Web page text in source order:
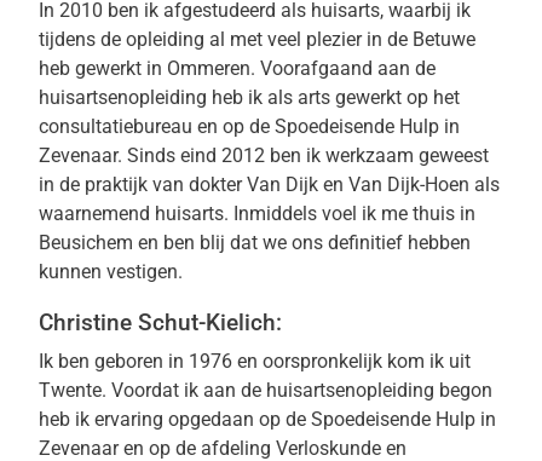
In 2010 ben ik afgestudeerd als huisarts, waarbij ik
tijdens de opleiding al met veel plezier in de Betuwe
heb gewerkt in Ommeren. Voorafgaand aan de
huisartsenopleiding heb ik als arts gewerkt op het
consultatiebureau en op de Spoedeisende Hulp in
Zevenaar. Sinds eind 2012 ben ik werkzaam geweest
in de praktijk van dokter Van Dijk en Van Dijk-Hoen als
waarnemend huisarts. Inmiddels voel ik me thuis in
Beusichem en ben blij dat we ons definitief hebben
kunnen vestigen.
Christine Schut-Kielich:
Ik ben geboren in 1976 en oorspronkelijk kom ik uit
Twente. Voordat ik aan de huisartsenopleiding begon
heb ik ervaring opgedaan op de Spoedeisende Hulp in
Zevenaar en op de afdeling Verloskunde en